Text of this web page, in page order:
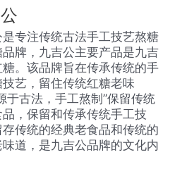
是专注传统古法手工技艺熬糖
品牌，九吉公主要产品是九吉
。该品牌旨在传承传统的手
艺，留住传统红糖老味
于古法，手工熬制”保留传统
，保留和传承传统手工技
传统的经典老食品和传统的
道，是九吉公品牌的文化内